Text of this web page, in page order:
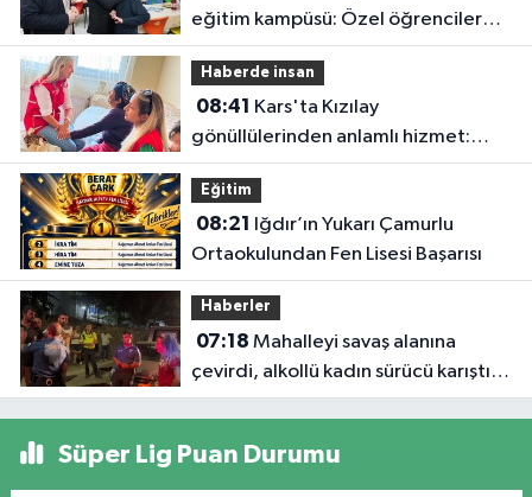
eğitim kampüsü: Özel öğrenciler
geleceğe burada hazırlanacak
Haberde insan
08:41
gönüllülerinden anlamlı hizmet:
Evde bakım hareketiyle yalnızlığa ve
ihtiyaçlara dokunuyorlar
Eğitim
08:21
Ortaokulundan Fen Lisesi Başarısı
Haberler
07:18
çevirdi, alkollü kadın sürücü karıştığı
kazayı unuttu
Süper Lig Puan Durumu